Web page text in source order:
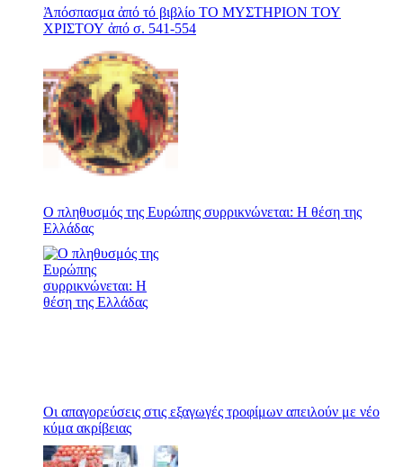
Ἀπόσπασμα ἀπό τό βιβλίο ΤΟ ΜΥΣΤΗΡΙΟΝ ΤΟΥ
ΧΡΙΣΤΟΥ ἀπό σ. 541-554
Ο πληθυσμός της Ευρώπης συρρικνώνεται: Η θέση της
Ελλάδας
Οι απαγορεύσεις στις εξαγωγές τροφίμων απειλούν με νέο
κύμα ακρίβειας